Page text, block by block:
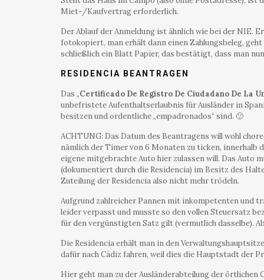
Miet-/Kaufvertrag erforderlich.
Der Ablauf der Anmeldung ist ähnlich wie bei der NIE.
fotokopiert, man erhält dann einen Zahlungsbeleg,
schließlich ein Blatt Papier, das bestätigt, dass man
RESIDENCIA BEANTRAGEN
Das „Certificado De Registro De Ciudadano De La
unbefristete Aufenthaltserlaubnis für Ausländer in
besitzen und ordentliche „empadronados“ sind. 🙂
ACHTUNG: Das Datum des Beantragens will wohl
nämlich der Timer von 6 Monaten zu ticken,
eigene mitgebrachte Auto hier zulassen will. Das Auto
(dokumentiert durch die Residencia) im Besitz des
Zuteilung der Residencia also nicht mehr trödeln.
Aufgrund zahlreicher Pannen mit inkompetenten und
leider verpasst und musste so den vollen Steuersatz
für den vergünstigten Satz gilt (vermutlich dasselbe).
Die Residencia erhält man in den
dafür nach Cádiz fahren, weil dies die Hauptstadt der
Hier geht man zu der Ausländerabteilung der örtlichen